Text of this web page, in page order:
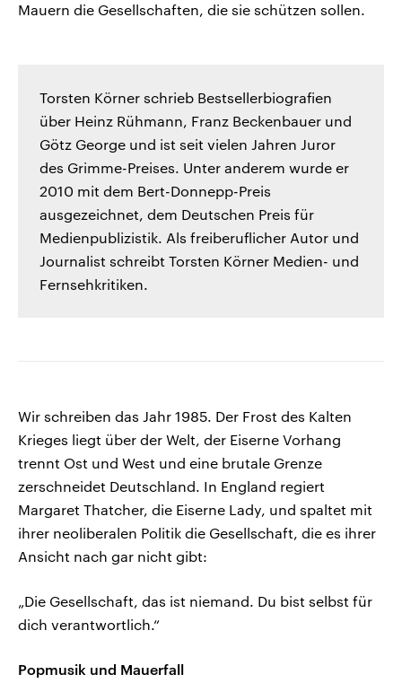
Mauern die Gesellschaften, die sie schützen sollen.
Torsten Körner schrieb Bestsellerbiografien
über Heinz Rühmann, Franz Beckenbauer und
Götz George und ist seit vielen Jahren Juror
des Grimme-Preises. Unter anderem wurde er
2010 mit dem Bert-Donnepp-Preis
ausgezeichnet, dem Deutschen Preis für
Medienpublizistik. Als freiberuflicher Autor und
Journalist schreibt Torsten Körner Medien- und
Fernsehkritiken.
Wir schreiben das Jahr 1985. Der Frost des Kalten
Krieges liegt über der Welt, der Eiserne Vorhang
trennt Ost und West und eine brutale Grenze
zerschneidet Deutschland. In England regiert
Margaret Thatcher, die Eiserne Lady, und spaltet mit
ihrer neoliberalen Politik die Gesellschaft, die es ihrer
Ansicht nach gar nicht gibt:
„Die Gesellschaft, das ist niemand. Du bist selbst für
dich verantwortlich.“
Popmusik und Mauerfall